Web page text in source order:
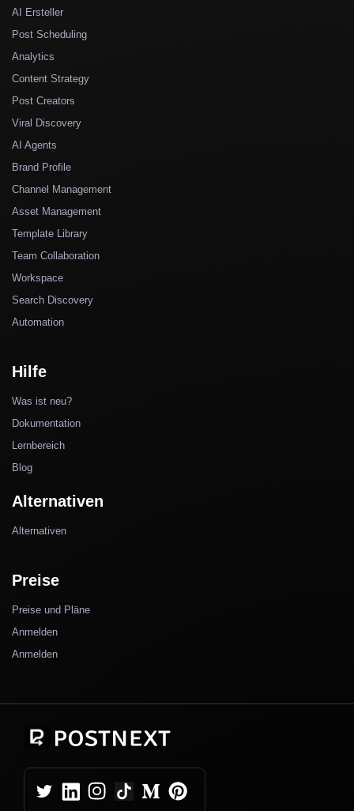
AI Ersteller
Post Scheduling
Analytics
Content Strategy
Post Creators
Viral Discovery
AI Agents
Brand Profile
Channel Management
Asset Management
Template Library
Team Collaboration
Workspace
Search Discovery
Automation
Hilfe
Was ist neu?
Dokumentation
Lernbereich
Blog
Alternativen
Alternativen
Preise
Preise und Pläne
Anmelden
Anmelden